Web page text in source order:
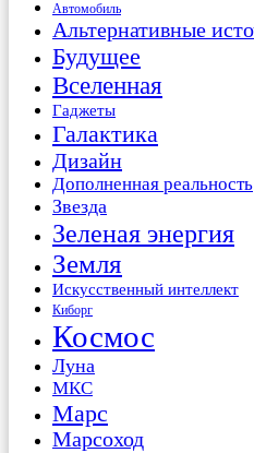
Автомобиль
Альтернативные
Будущее
Вселенная
Гаджеты
Галактика
Дизайн
Дополненная реальность
Звезда
Зеленая энергия
Земля
Искусственный интеллект
Киборг
Космос
Луна
МКС
Марс
Марсоход